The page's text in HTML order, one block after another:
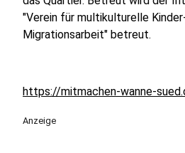
"Verein für multikulturelle
Migrationsarbeit" betreut.
https://mitmachen-wanne-
Anzeige